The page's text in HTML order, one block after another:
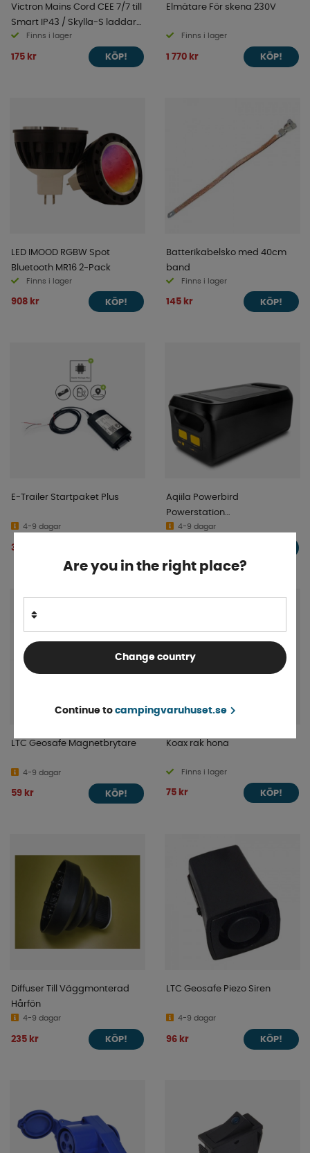
Victron Mains Cord CEE 7/7 till
Smart IP43 / Skylla-S laddare
2m
Finns i lager
175 kr KÖP!
Elmätare För skena 230V
Finns i lager
1 770 kr KÖP!
LED IMOOD RGBW Spot
Bluetooth MR16 2-Pack
Finns i lager
908 kr KÖP!
Batterikabelsko med 40cm
band
Finns i lager
145 kr KÖP!
E-Trailer Startpaket Plus
4-9 dagar
3 495 kr
Aqiila Powerbird
Powerstation
Expansionspaket S2500E
4-9 dagar
LTC Geosafe Magnetbrytare
4-9 dagar
59 kr KÖP!
Koax rak hona
Finns i lager
75 kr KÖP!
Diffuser Till Väggmonterad
Hårfön
4-9 dagar
235 kr KÖP!
LTC Geosafe Piezo Siren
4-9 dagar
96 kr KÖP!
Are you in the right place?
Change country
Continue to campingvaruhuset.se